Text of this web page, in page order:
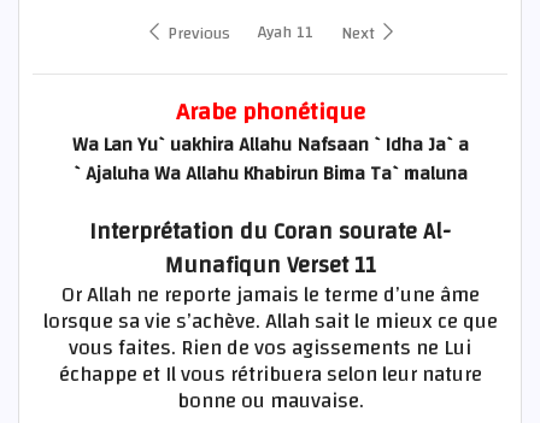
Previous
Ayah 11 Next
Arabe phonétique
Wa Lan Yu`uakhira Allahu Nafsaan `Idha Ja`a
`Ajaluha Wa Allahu Khabirun Bima Ta`maluna
Interprétation du Coran sourate Al-
Munafiqun Verset 11
Or Allah ne reporte jamais le terme d’une âme
lorsque sa vie s’achève. Allah sait le mieux ce que
vous faites. Rien de vos agissements ne Lui
échappe et Il vous rétribuera selon leur nature
bonne ou mauvaise.